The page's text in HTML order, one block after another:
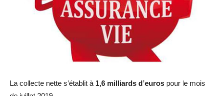
La collecte nette s’établit à 1,6 milliards d’euros pour le mois